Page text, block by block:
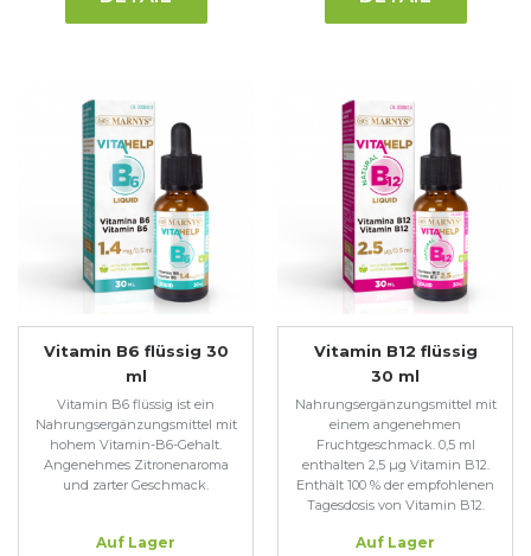
Vitamin B6 flüssig 30
ml
Vitamin B6 flüssig ist ein
Nahrungsergänzungsmittel mit
hohem Vitamin-B6-Gehalt.
Angenehmes Zitronenaroma
und zarter Geschmack.
Auf Lager
Vitamin B12 flüssig
30 ml
Nahrungsergänzungsmittel mit
einem angenehmen
Fruchtgeschmack. 0,5 ml
enthalten 2,5 µg Vitamin B12.
Enthält 100 % der empfohlenen
Tagesdosis von Vitamin B12.
Auf Lager